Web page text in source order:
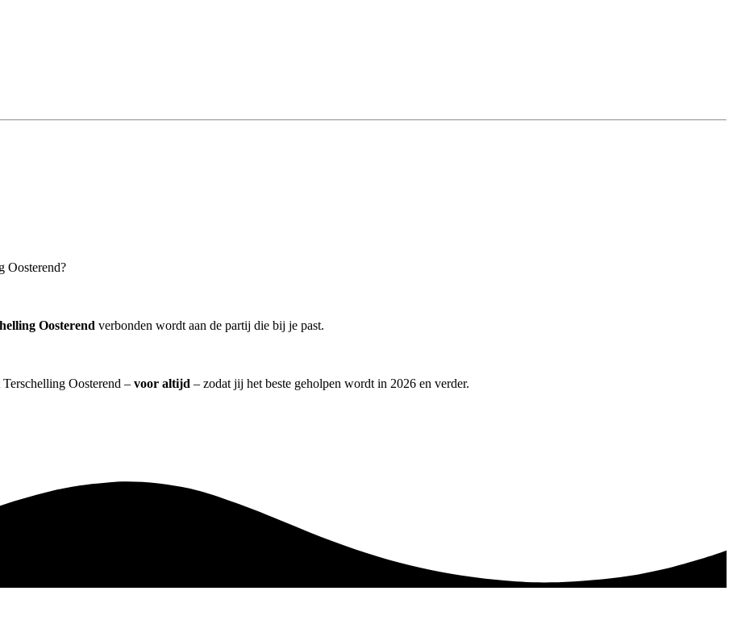
Oosterend?
Oosterend verbonden wordt aan de partij die bij je past.
Oosterend – voor altijd – zodat jij het beste geholpen wordt in 2026 en verder.